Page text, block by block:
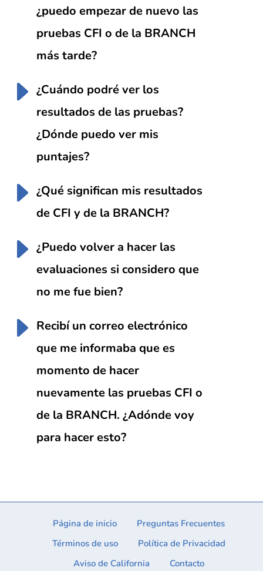
¿puedo empezar de nuevo las
pruebas CFI o de la BRANCH
más tarde?
¿Cuándo podré ver los
resultados de las pruebas?
¿Dónde puedo ver mis
puntajes?
¿Qué significan mis resultados
de CFI y de la BRANCH?
¿Puedo volver a hacer las
evaluaciones si considero que
no me fue bien?
Recibí un correo electrónico
que me informaba que es
momento de hacer
nuevamente las pruebas CFI o
de la BRANCH. ¿Adónde voy
para hacer esto?
Página de inicio
Preguntas Frecuentes
Términos de uso
Política de Privacidad
Aviso de California
Contacto